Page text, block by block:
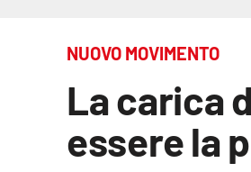
Economia e lavoroNUOVO MOVIMENTO
La carica
essere la